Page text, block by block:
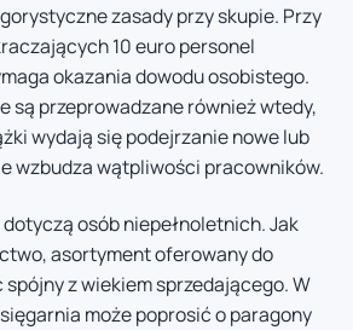
zasady przy skupie. Przy
10 euro personel
okazania dowodu osobistego.
są przeprowadzane również wtedy,
wydają się podejrzanie nowe lub
wzbudza wątpliwości pracowników.
osób niepełnoletnich. Jak
asortyment oferowany do
spójny z wiekiem sprzedającego. W
może poprosić o paragony